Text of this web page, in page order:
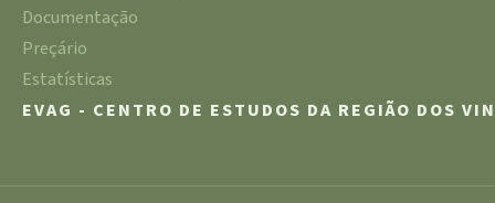
Documentação
Preçário
Estatísticas
EVAG - CENTRO DE ESTUDOS DA REGIÃO DOS